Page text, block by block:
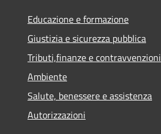
Educazione e formazione
Giustizia e sicurezza pubblica
Tributi,finanze e contravvenzioni
Ambiente
Salute, benessere e assistenza
Autorizzazioni